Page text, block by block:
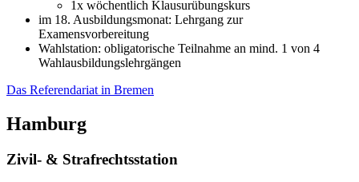
1x wöchentlich Klausurübungskurs
im 18. Ausbildungsmonat: Lehrgang zur
Examensvorbereitung
Wahlstation: obligatorische Teilnahme an mind. 1 von 4
Wahlausbildungslehrgängen
Das Referendariat in Bremen
Hamburg
Zivil- & Strafrechtsstation